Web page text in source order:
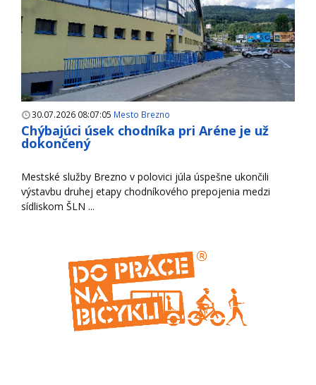
30.07.2026 08:07:05 Mesto Brezno
Chýbajúci úsek chodníka pri Aréne je už
dokončený
Mestské služby Brezno v polovici júla úspešne ukončili
výstavbu druhej etapy chodníkového prepojenia medzi
sídliskom ŠLN ...